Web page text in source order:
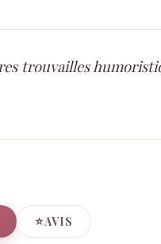
trouvailles
⭐AVIS